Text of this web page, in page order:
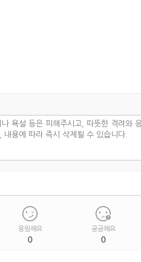
응원해요
0
궁금해요
0